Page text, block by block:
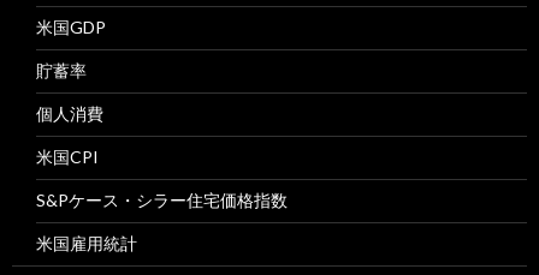
米国GDP
貯蓄率
個人消費
米国CPI
S&Pケース・シラー住宅価格指数
米国雇用統計